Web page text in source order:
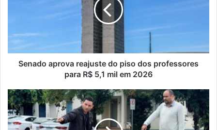
professores
para
R$
2026
Senado aprova reajuste do piso dos professores
para R$ 5,1 mil em 2026
Câmara
acompanha
demanda
por